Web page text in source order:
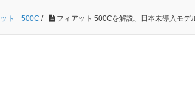
ット 500C / フィアット 500Cを解説、日本未導入モデ